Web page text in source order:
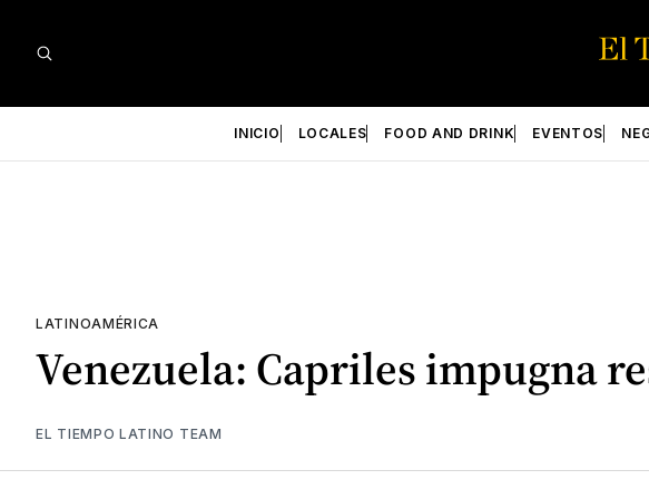
INICIO LOCALES FOOD AND DRINK EVENTOS
LATINOAMÉRICA
Venezuela: Capriles impugna
EL TIEMPO LATINO TEAM